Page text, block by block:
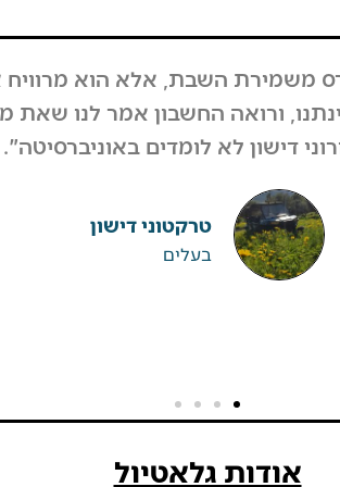
המחזור לא ירד, אבל גם אם
קיבלנו תגובות מפרגנות מאוד
מאות אנשים וחיזקו ובירכו על
ערן גיגי
רפטינג נהר הירדן
אודות גלאטיול